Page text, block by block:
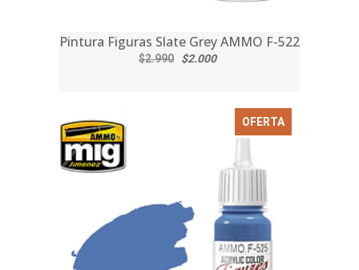
Pintura Figuras Slate Grey AMMO F-522
$2.990 $2.000
OFERTA